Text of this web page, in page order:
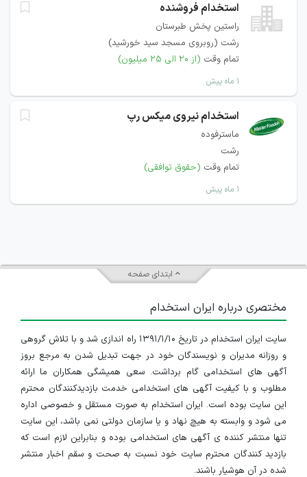
استخدام فروشنده
راستین پخش طبرستان
رشت (روبروی مسجد سید خورشید)
تمام وقت (از ۲۰ الی ۲۵ میلیون)
۱ ماه پیش
استخدام نیروی میکس رپ
ماسترفوده
رشت
تمام وقت (حقوق توافقی)
۱ ماه پیش
ابتدای صفحه
مختصری درباره ایران استخدام
سایت ایران استخدام در تاریخ ۱۳۹۱/۱/۱۰ راه اندازی شد و با تلاش گروهی
و روزانه مدیران و نویسندگان خود در جهت تبدیل شدن به مرجع بروز
آگهی های استخدامی گام برداشت. سعی همیشگی همکاران ما ارائه
مطلوب و با کیفیت آگهی های استخدامی خدمت بازدیدکنندگان محترم
این سایت بوده است. ایران استخدام به صورت مستقل و خصوصی اداره
می شود و وابسته به هیچ نهاد و یا سازمان دولتی نمی باشد، این سایت
تنها منتشر کننده ی آگهی های استخدامی بوده و بنابراین لازم است که
بازدید کنندگان محترم سایت خود نسبت به صحت و سقم اخبار منتشر
شده در آن هوشیار باشند.